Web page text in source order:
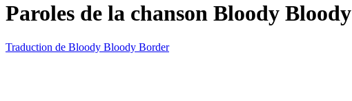
Paroles de la chanson Bloody
Traduction de Bloody Bloody Border